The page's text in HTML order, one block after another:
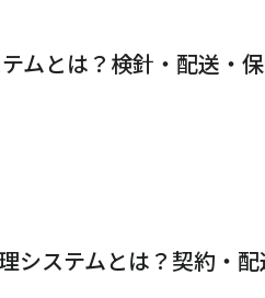
ムとは？検針・配送・
システムとは？契約・